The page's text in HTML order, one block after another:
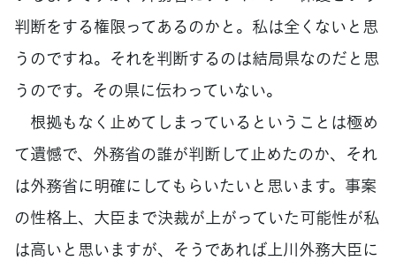
判断をする権限ってあるのかと。私は全くないと思
うのですね。それを判断するのは結局県なのだと思
うのです。その県に伝わっていない。
根拠もなく止めてしまっているということは極め
て遺憾で、外務省の誰が判断して止めたのか、それ
は外務省に明確にしてもらいたいと思います。事案
の性格上、大臣まで決裁が上がっていた可能性が私
は高いと思いますが、そうであれば上川外務大臣に